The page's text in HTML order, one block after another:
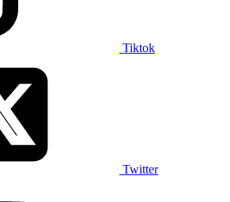
Tiktok
Twitter